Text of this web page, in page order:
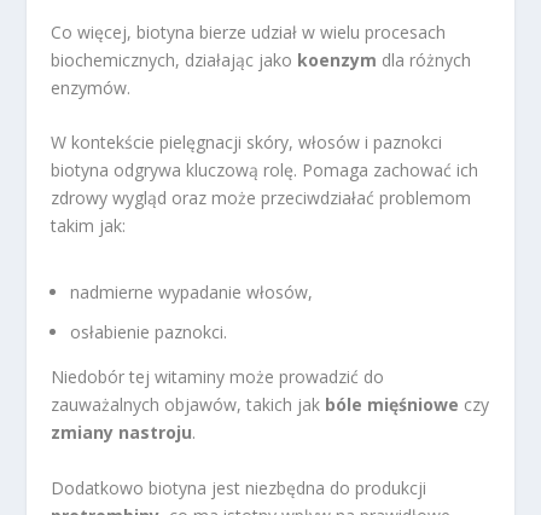
Co więcej, biotyna bierze udział w wielu procesach
biochemicznych, działając jako koenzym dla różnych
enzymów.
W kontekście pielęgnacji skóry, włosów i paznokci
biotyna odgrywa kluczową rolę. Pomaga zachować ich
zdrowy wygląd oraz może przeciwdziałać problemom
takim jak:
nadmierne wypadanie włosów,
osłabienie paznokci.
Niedobór tej witaminy może prowadzić do
zauważalnych objawów, takich jak bóle mięśniowe czy
zmiany nastroju.
Dodatkowo biotyna jest niezbędna do produkcji